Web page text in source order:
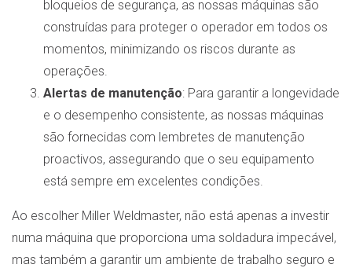
bloqueios de segurança, as nossas máquinas são
construídas para proteger o operador em todos os
momentos, minimizando os riscos durante as
operações.
Alertas de manutenção: Para garantir a longevidade
e o desempenho consistente, as nossas máquinas
são fornecidas com lembretes de manutenção
proactivos, assegurando que o seu equipamento
está sempre em excelentes condições.
Ao escolher Miller Weldmaster, não está apenas a investir
numa máquina que proporciona uma soldadura impecável,
mas também a garantir um ambiente de trabalho seguro e